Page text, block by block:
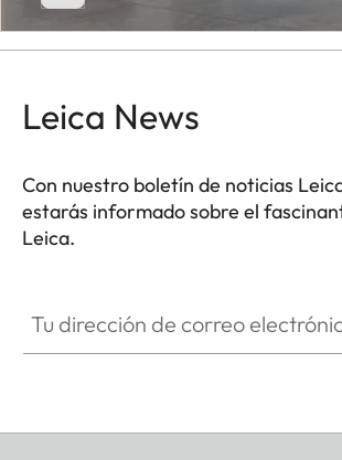
Leica News
Con nuestro boletín de noticias
estarás informado sobre el
Leica.